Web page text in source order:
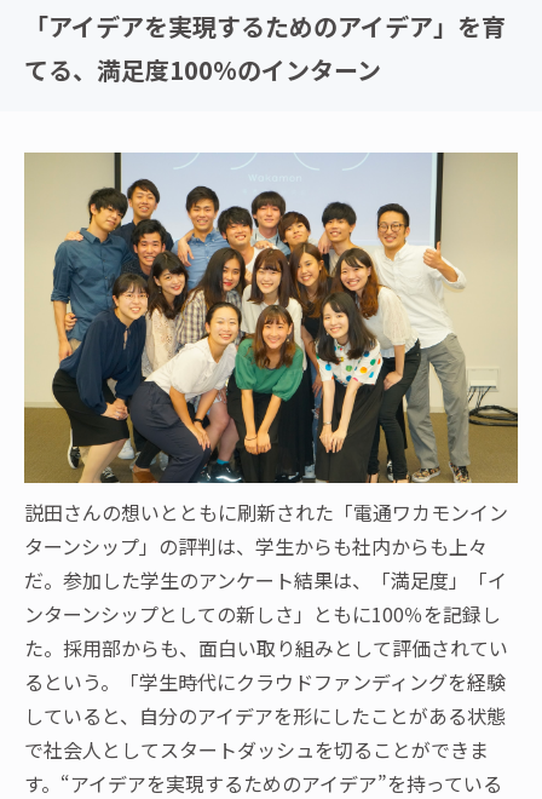
「アイデアを実現するためのアイデア」を育
てる、満足度100%のインターン
説田さんの想いとともに刷新された「電通ワカモンイン
ターンシップ」の評判は、学生からも社内からも上々
だ。参加した学生のアンケート結果は、「満足度」「イ
ンターンシップとしての新しさ」ともに100％を記録し
た。採用部からも、面白い取り組みとして評価されてい
るという。「学生時代にクラウドファンディングを経験
していると、自分のアイデアを形にしたことがある状態
で社会人としてスタートダッシュを切ることができま
す。“アイデアを実現するためのアイデア”を持っている